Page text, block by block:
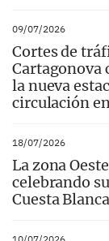
09/07/2026
Cortes de
Cartagonova
la nueva
circulación
18/07/2026
La zona
celebrando
Cuesta